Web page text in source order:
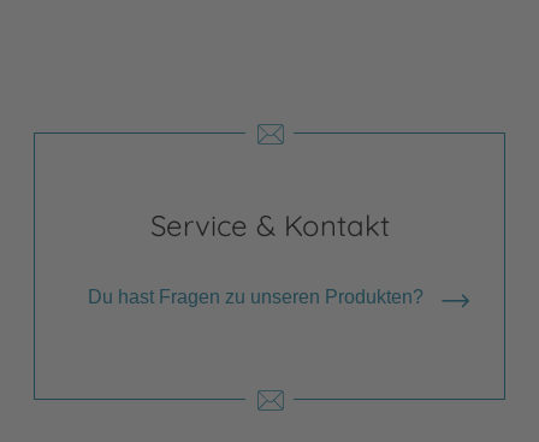
Service & Kontakt
Du hast Fragen zu unseren Produkten?